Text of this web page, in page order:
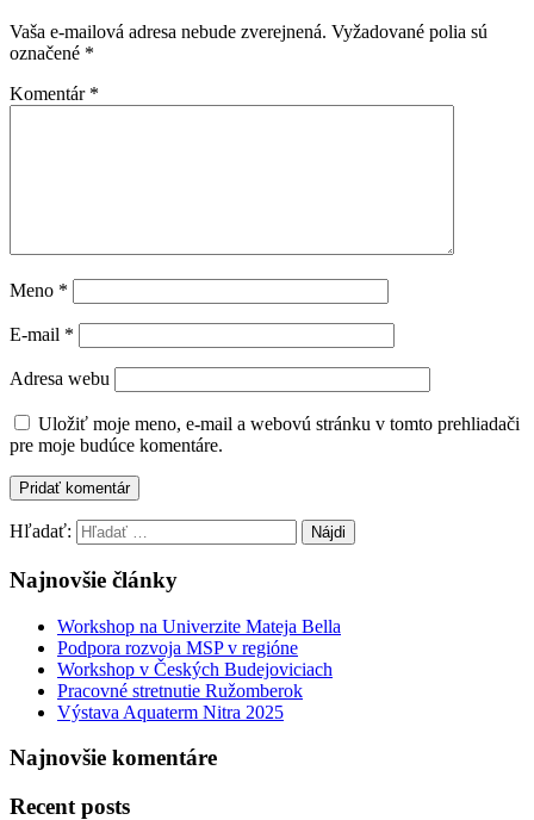
Vaša e-mailová adresa nebude zverejnená. Vyžadované polia sú
označené *
Komentár *
Meno *
E-mail *
Adresa webu
Uložiť moje meno, e-mail a webovú stránku v tomto prehliadači
pre moje budúce komentáre.
Hľadať:
Najnovšie články
Workshop na Univerzite Mateja Bella
Podpora rozvoja MSP v regióne
Workshop v Českých Budejoviciach
Pracovné stretnutie Ružomberok
Výstava Aquaterm Nitra 2025
Najnovšie komentáre
Recent posts